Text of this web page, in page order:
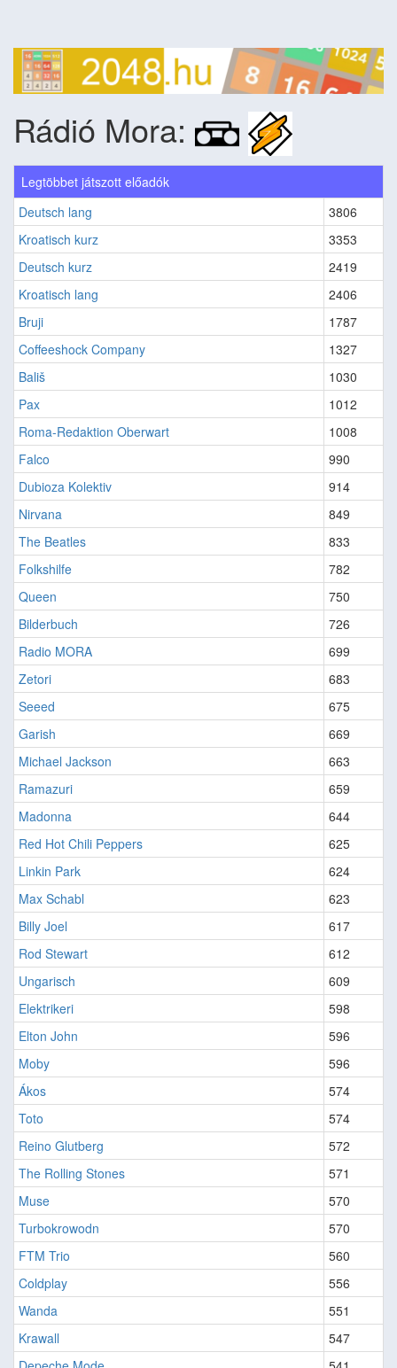
Rádió Mora:
Legtöbbet játszott előadók
Deutsch lang
3806
Kroatisch kurz
3353
Deutsch kurz
2419
Kroatisch lang
2406
Bruji
1787
Coffeeshock Company
1327
Bališ
1030
Pax
1012
Roma-Redaktion Oberwart
1008
Falco
990
Dubioza Kolektiv
914
Nirvana
849
The Beatles
833
Folkshilfe
782
Queen
750
Bilderbuch
726
Radio MORA
699
Zetori
683
Seeed
675
Garish
669
Michael Jackson
663
Ramazuri
659
Madonna
644
Red Hot Chili Peppers
625
Linkin Park
624
Max Schabl
623
Billy Joel
617
Rod Stewart
612
Ungarisch
609
Elektrikeri
598
Elton John
596
Moby
596
Ákos
574
Toto
574
Reino Glutberg
572
The Rolling Stones
571
Muse
570
Turbokrowodn
570
FTM Trio
560
Coldplay
556
Wanda
551
Krawall
547